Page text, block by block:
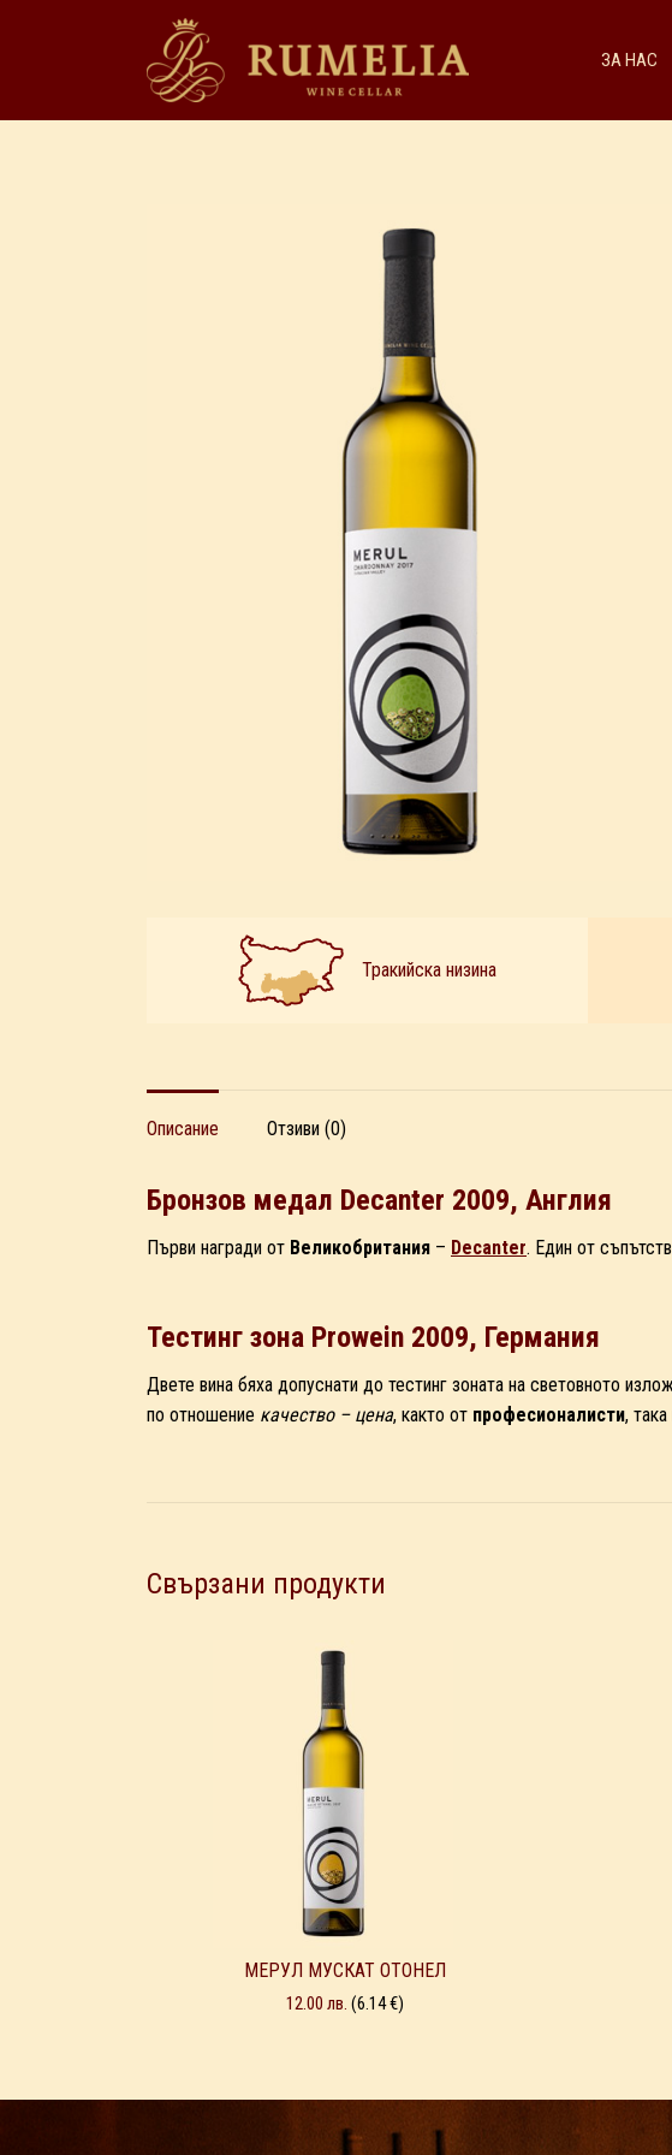
ЗА НАС
Тракийска низина
Описание Отзиви (0)
Бронзов медал Decanter 2009, Англия
Първи награди от Великобритания – Decanter. Един от
Тестинг зона Prowein 2009, Германия
Двете вина бяха допуснати до тестинг зоната на световното
по отношение качество – цена, както от професионалисти,
Свързани продукти
МЕРУЛ МУСКАТ ОТОНЕЛ
12.00 лв. (6.14 €)